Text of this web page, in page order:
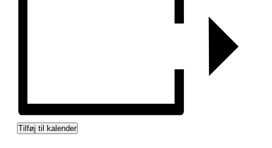
Tilføj til kalender